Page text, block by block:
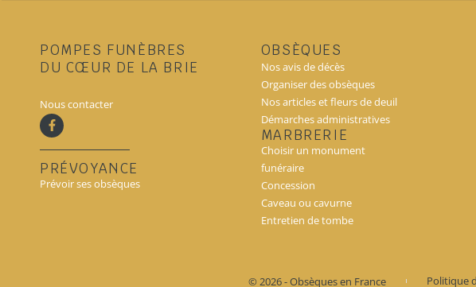
POMPES FUNÈBRES
DU CŒUR DE LA BRIE
Nous contacter
PRÉVOYANCE
Prévoir ses obsèques
OBSÈQUES
Nos avis de décès
Organiser des obsèques
Nos articles et fleurs de deuil
Démarches administratives
MARBRERIE
Choisir un monument
funéraire
Concession
Caveau ou cavurne
Entretien de tombe
© 2026 - Obsèques en France Politique